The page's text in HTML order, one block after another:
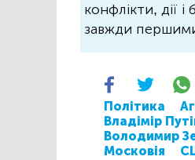
конфлікти, дії
завжди
Політика
Владімір
Володимир
Московія